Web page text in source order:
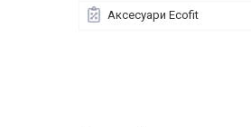
Аксесуари Ecofit